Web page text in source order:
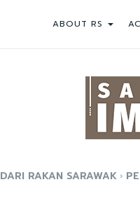
ABOUT RS
DARI RAKAN SARAWAK